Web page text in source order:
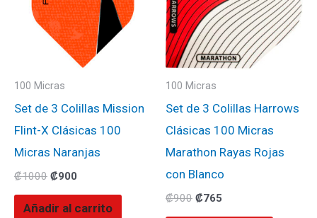
100 Micras
Set de 3 Colillas Mission
Flint-X Clásicas 100
Micras Naranjas
₡1000 ₡900
Añadir al carrito
100 Micras
Set de 3 Colillas Harrows
Clásicas 100 Micras
Marathon Rayas Rojas
con Blanco
₡900 ₡765